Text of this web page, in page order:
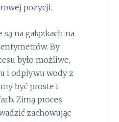
pozycji.
na gałązkach na
By
było możliwe,
i odpływu wody z
być proste i
Zimą proces
zachowując